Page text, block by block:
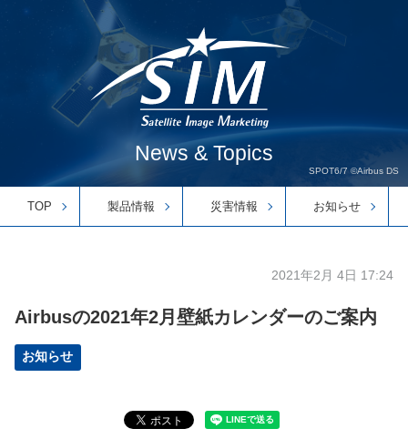
News & Topics
SPOT6/7 ©Airbus DS
TOP 製品情報 災害情報 お知らせ
2021年2月 4日 17:24
Airbusの2021年2月壁紙カレンダーのご案内
お知らせ